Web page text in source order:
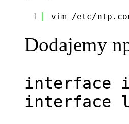
1 vim /etc/
Dodajemy
interface
interface